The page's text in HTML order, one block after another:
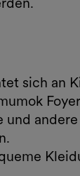
sich an
und